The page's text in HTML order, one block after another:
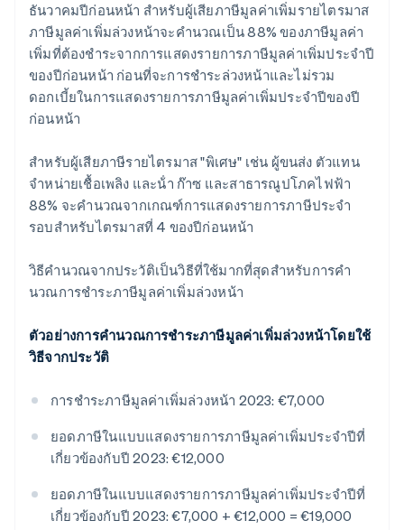
ธันวาคมปีก่อนหน้า สําหรับผู้เสียภาษีมูลค่าเพิ่มรายไตรมาส
ภาษีมูลค่าเพิ่มล่วงหน้าจะคํานวณเป็น 88% ของภาษีมูลค่า
เพิ่มที่ต้องชําระจากการแสดงรายการภาษีมูลค่าเพิ่มประจำปี
ของปีก่อนหน้า ก่อนที่จะการชำระล่วงหน้าและไม่รวม
ดอกเบี้ยในการแสดงรายการภาษีมูลค่าเพิ่มประจำปีของปี
ก่อนหน้า
สําหรับผู้เสียภาษีรายไตรมาส "พิเศษ" เช่น ผู้ขนส่ง ตัวแทน
จําหน่ายเชื้อเพลิง และน้ํา ก๊าซ และสาธารณูปโภคไฟฟ้า
88% จะคํานวณจากเกณฑ์การแสดงรายการภาษีประจำ
รอบสําหรับไตรมาสที่ 4 ของปีก่อนหน้า
วิธีคำนวณจากประวัติเป็นวิธีที่ใช้มากที่สุดสําหรับการคํา
นวณการชำระภาษีมูลค่าเพิ่มล่วงหน้า
ตัวอย่างการคํานวณการชำระภาษีมูลค่าเพิ่มล่วงหน้าโดยใช้
วิธีจากประวัติ
การชำระภาษีมูลค่าเพิ่มล่วงหน้า 2023: €7,000
ยอดภาษีในแบบแสดงรายการภาษีมูลค่าเพิ่มประจำปีที่
เกี่ยวข้องกับปี 2023: €12,000
ยอดภาษีในแบบแสดงรายการภาษีมูลค่าเพิ่มประจำปีที่
เกี่ยวข้องกับปี 2023: €7,000 + €12,000 = €19,000